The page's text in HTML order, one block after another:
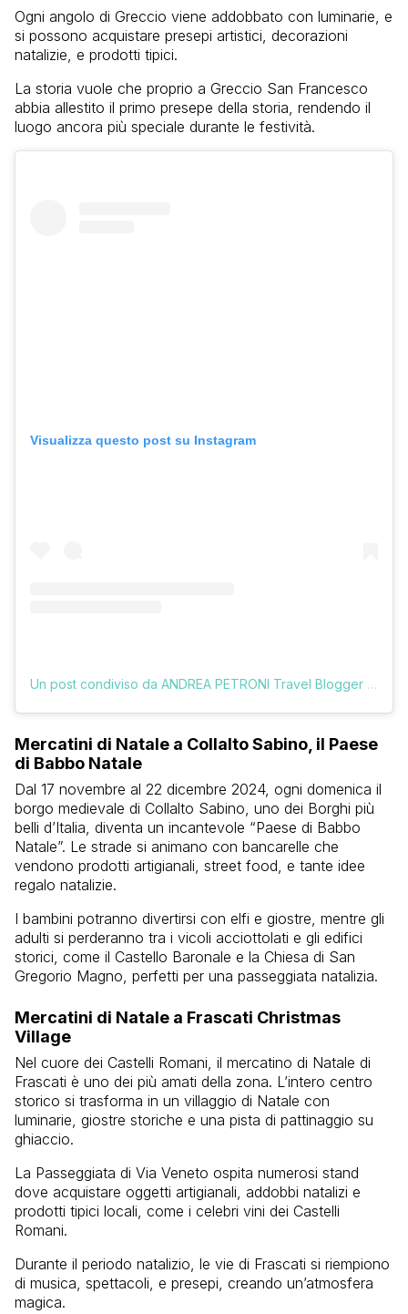
Ogni angolo di Greccio viene addobbato con luminarie, e
si possono acquistare presepi artistici, decorazioni
natalizie, e prodotti tipici.
La storia vuole che proprio a Greccio San Francesco
abbia allestito il primo presepe della storia, rendendo il
luogo ancora più speciale durante le festività.
Visualizza questo post su Instagram
Un post condiviso da ANDREA PETRONI Travel Blogger (@vologratis)
Mercatini di Natale a Collalto Sabino, il Paese
di Babbo Natale
Dal 17 novembre al 22 dicembre 2024, ogni domenica il
borgo medievale di Collalto Sabino, uno dei Borghi più
belli d’Italia, diventa un incantevole “Paese di Babbo
Natale”. Le strade si animano con bancarelle che
vendono prodotti artigianali, street food, e tante idee
regalo natalizie.
I bambini potranno divertirsi con elfi e giostre, mentre gli
adulti si perderanno tra i vicoli acciottolati e gli edifici
storici, come il Castello Baronale e la Chiesa di San
Gregorio Magno, perfetti per una passeggiata natalizia.
Mercatini di Natale a Frascati Christmas
Village
Nel cuore dei Castelli Romani, il mercatino di Natale di
Frascati è uno dei più amati della zona. L’intero centro
storico si trasforma in un villaggio di Natale con
luminarie, giostre storiche e una pista di pattinaggio su
ghiaccio.
La Passeggiata di Via Veneto ospita numerosi stand
dove acquistare oggetti artigianali, addobbi natalizi e
prodotti tipici locali, come i celebri vini dei Castelli
Romani.
Durante il periodo natalizio, le vie di Frascati si riempiono
di musica, spettacoli, e presepi, creando un’atmosfera
magica.